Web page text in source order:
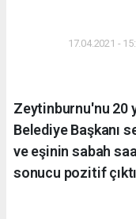
17.04.2021 -
Zeytinburnu'nu 20
Belediye Başkanı
ve eşinin sabah
sonucu pozitif çıktı